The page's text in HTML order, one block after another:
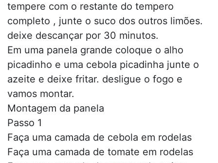
tempere com o restante do tempero
completo , junte o suco dos outros limões.
deixe descançar por 30 minutos.
Em uma panela grande coloque o alho
picadinho e uma cebola picadinha junte o
azeite e deixe fritar. desligue o fogo e
vamos montar.
Montagem da panela
Passo 1
Faça uma camada de cebola em rodelas
Faça uma camada de tomate em rodelas